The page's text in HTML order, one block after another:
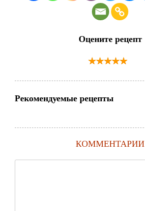
Оцените рецепт
Рекомендуемые рецепты
КОММЕНТАРИИ